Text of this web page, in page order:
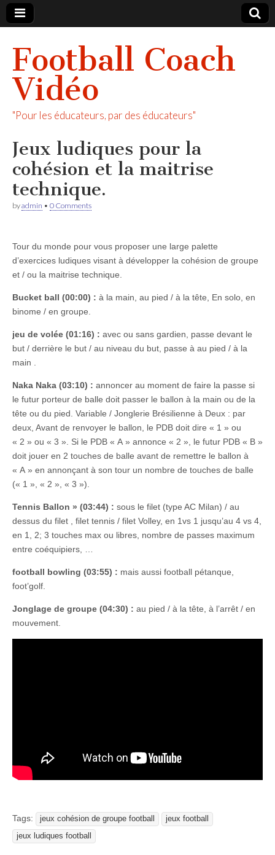
Football Coach
Vidéo
"Pour les éducateurs, par des éducateurs"
Jeux ludiques pour la
cohésion et la maitrise
technique.
byadmin • 0 Comments
Tour du monde pour vous proposer une large palette
d’exercices ludiques visant à développer la cohésion de groupe
et / ou la maitrise technique.
Bucket ball (00:00) : à la main, au pied / à la tête, En solo, en
binome / en groupe.
jeu de volée (01:16) : avec ou sans gardien, passe devant le
but / derrière le but / au niveau du but, passe à au pied / à la
main .
Naka Naka (03:10) : annoncer au moment de faire la passe si
le futur porteur de balle doit passer le ballon à la main ou de la
tête ou du pied. Variable / Jonglerie Brésilienne à Deux : par
deux, Avant de renvoyer le ballon, le PDB doit dire « 1 » ou
« 2 » ou « 3 ». Si le PDB « A » annonce « 2 », le futur PDB « B »
doit jouer en 2 touches de balle avant de remettre le ballon à
« A » en annonçant à son tour un nombre de touches de balle
(« 1 », « 2 », « 3 »).
Tennis Ballon » (03:44) : sous le filet (type AC Milan) / au
dessus du filet , filet tennis / filet Volley, en 1vs 1 jusqu’au 4 vs 4,
en 1, 2; 3 touches max ou libres, nombre de passes maximum
entre coéquipiers, …
football bowling (03:55) : mais aussi football pétanque,
foot’golf.
Jonglage de groupe (04:30) : au pied / à la tête, à l’arrêt / en
mouvement.
Tags: jeux cohésion de groupe football
jeux football
jeux ludiques football